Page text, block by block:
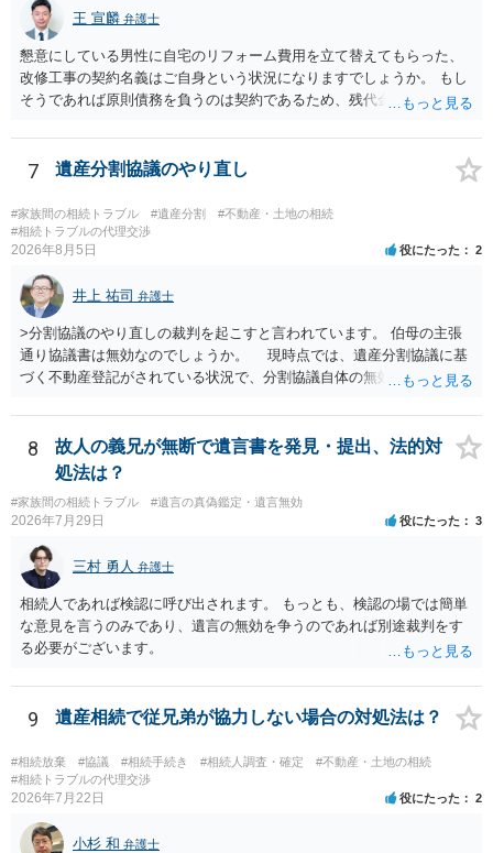
王 宣麟 弁護士
懇意にしている男性に自宅のリフォーム費用を立て替えてもらった、
改修工事の契約名義はご自身という状況になりますでしょうか。 もし
そうであれば原則債務を負うのは契約であるため、残代金を捻出して
ます。 入籍した場合でも、原則契約者が単独で全ての債務を負うこと
には変わりがありません。 なかなか対応に難しい案件であり、公開の
場でアドバイスを行うのも限界があるように思われますので、資料等
を持参のうえ個別に弁護士に相談されることをお勧めします。
7 遺産分割協議のやり直し
#家族間の相続トラブル #遺産分割
#不動産・土地の相続
#相続トラブルの代理交渉
2026年8月5日 役にたった 2
井上 祐司 弁護士
>分割協議のやり直しの裁判を起こすと言われています。 伯母の主張
通り協議書は無効なのでしょうか。 現時点では、遺産分割協議に基
づく不動産登記がされている状況で、分割協議自体の無効を裁判所が
方の訴訟の主張及び立証次第ですが、 ・御祖母様の認知能力に関する
医師の意見書、筆跡鑑定 が提出されればその効力が否定される可能性
はありますが、 ・伯母様自身が分割協議に加わっていること ・御祖母
様の意に反する遺産分割協議を行う実益が誰にあったかの立証が困難
であること からすると、実際に遺産分割協議の効力が否定される可能
性はそれほど高くない（立証のハードルは非常に高い）ということが
言えると思います。
8
故人の義兄が無断で遺言書を発見・提出、法的対
処法は？
#家族間の相続トラブル #遺言の真偽鑑定・遺言無効
2026年7月29日 役にたった 3
三村 勇人 弁護士
相続人であれば検認に呼び出されます。 もっとも、検認の場では簡単
な意見を言うのみであり、遺言の無効を争うのであれば別途裁判をす
る必要がございます。
9 遺産相続で従兄弟が協力しない場合の対処法は？
#相続放棄 #協議 #相続手続き #相続人調査・確定
#不動産・土地の相続
#相続トラブルの代理交渉
2026年7月22日 役にたった 2
小杉 和 弁護士